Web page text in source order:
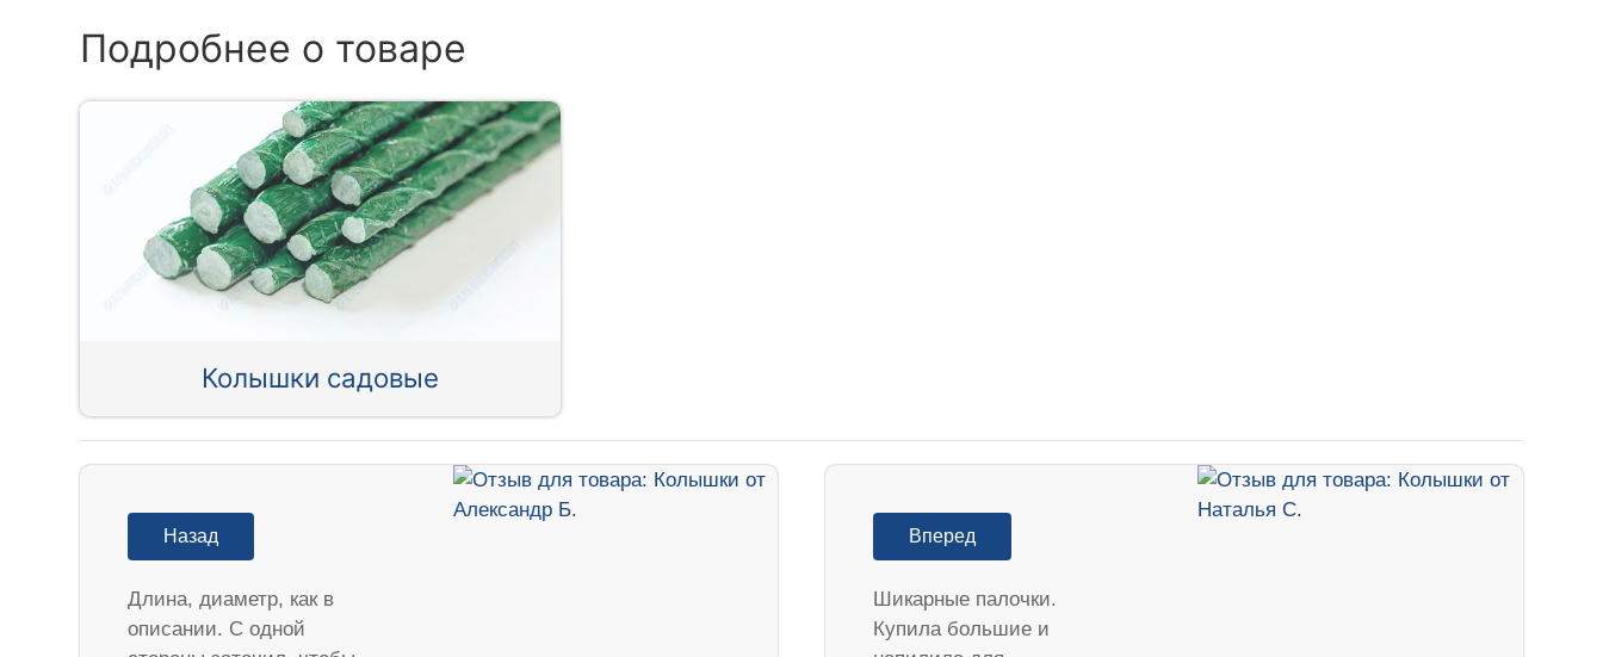
Подробнее о товаре
Колышки садовые
Назад
Длина, диаметр, как в
описании. С одной
Вперед
Шикарные палочки.
Купила большие и